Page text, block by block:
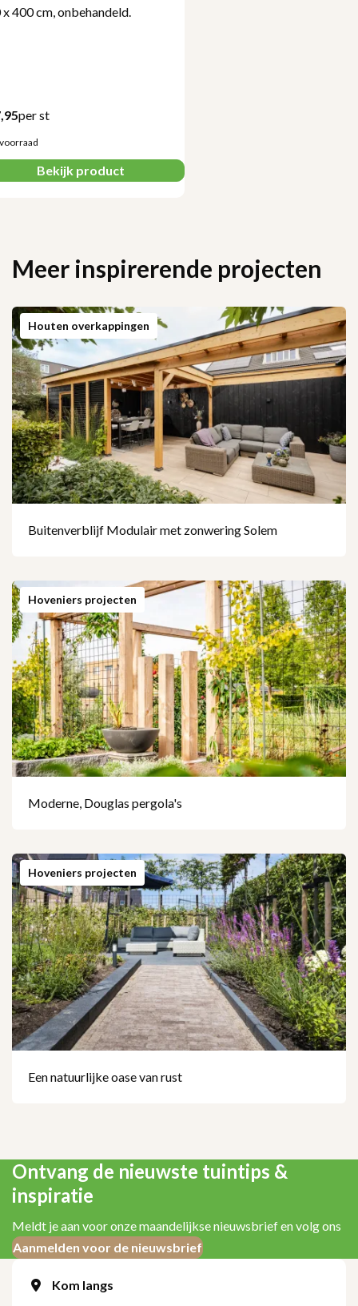
x 400 cm, onbehandeld.
per st
Bekijk product
Meer inspirerende projecten
Houten overkappingen
Buitenverblijf Modulair met zonwering Solem
Hoveniers projecten
Moderne, Douglas pergola's
Hoveniers projecten
Een natuurlijke oase van rust
Ontvang de nieuwste tuintips &
inspiratie
Meldt je aan voor onze maandelijkse nieuwsbrief en volg ons
Aanmelden voor de nieuwsbrief
Kom langs